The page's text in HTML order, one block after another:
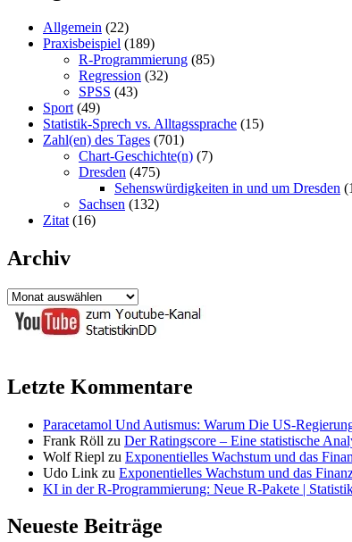
Allgemein (22)
Praxisbeispiel (189)
R-Programmierung (85)
Regression (32)
SPSS (43)
Sport (49)
Statistik-Sprech vs. Alltagssprache (15)
Zahl(en) des Tages (701)
Chart-Geschichte(n) (7)
Dresden (475)
Sehenswürdigkeiten in und um Dresden
Sachsen (132)
Zitat (16)
Archiv
Archiv
Letzte Kommentare
Paracetamol Und Autismus: Warum Die US-
Frank Röll zu Der Ratingscore – Eine statistische
Wolf Riepl zu Exponentielles Wachstum und das
Udo Link zu Exponentielles Wachstum und das
KI in der R-Programmierung: Neue R-Pakete |
Neueste Beiträge